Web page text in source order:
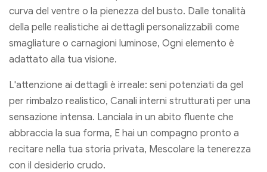
curva del ventre o la pienezza del busto. Dalle tonalità
della pelle realistiche ai dettagli personalizzabili come
smagliature o carnagioni luminose, Ogni elemento è
adattato alla tua visione.
L'attenzione ai dettagli è irreale: seni potenziati da gel
per rimbalzo realistico, Canali interni strutturati per una
sensazione intensa. Lanciala in un abito fluente che
abbraccia la sua forma, E hai un compagno pronto a
recitare nella tua storia privata, Mescolare la tenerezza
con il desiderio crudo.